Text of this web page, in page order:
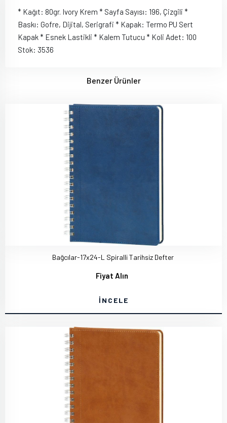
* Kağıt: 80gr. Ivory Krem * Sayfa Sayısı: 196, Çizgili *
Baskı: Gofre, Dijital, Serigrafi * Kapak: Termo PU Sert
Kapak * Esnek Lastikli * Kalem Tutucu * Koli Adet: 100
Stok: 3536
Benzer Ürünler
Bağcılar-17x24-L Spiralli Tarihsiz Defter
Fiyat Alın
İNCELE